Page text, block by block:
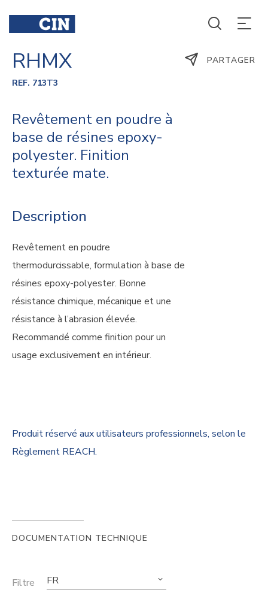
RHMX
REF. 713T3
Revêtement en poudre à
base de résines epoxy-
polyester. Finition
texturée mate.
Description
Revêtement en poudre
thermodurcissable, formulation à base de
résines epoxy-polyester. Bonne
résistance chimique, mécanique et une
résistance à l’abrasion élevée.
Recommandé comme finition pour un
usage exclusivement en intérieur.
PARTAGER
Produit réservé aux utilisateurs professionnels, selon le
Règlement REACH.
DOCUMENTATION TECHNIQUE
Filtre FR